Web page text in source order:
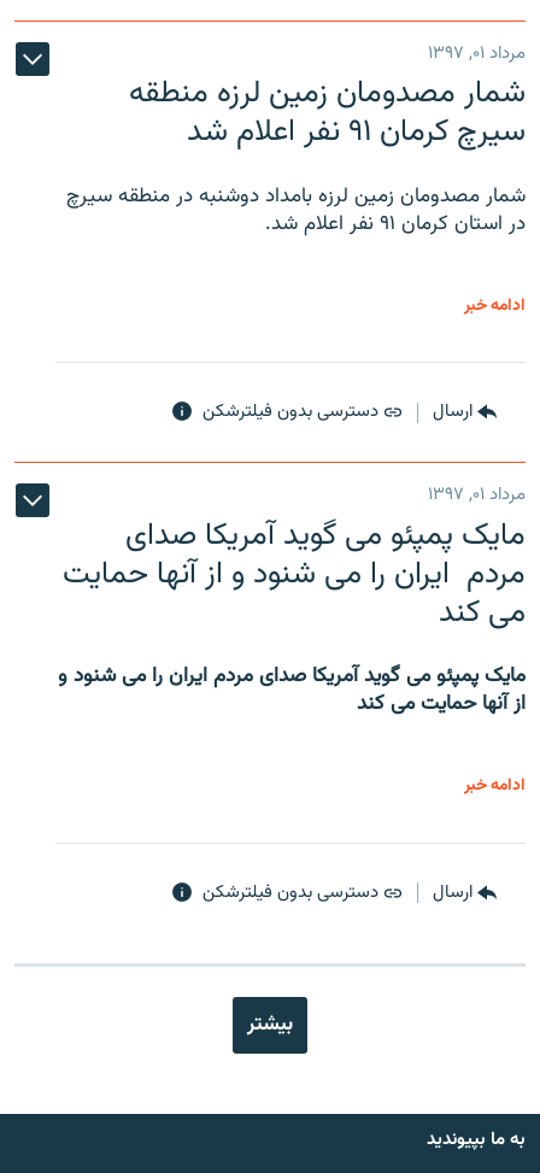
مرداد ۰۱, ۱۳۹۷
شمار مصدومان زمین لرزه منطقه
سیرچ کرمان ۹۱ نفر اعلام شد
شمار مصدومان زمین لرزه بامداد دوشنبه در منطقه سیرچ
در استان کرمان ۹۱ نفر اعلام شد.
ادامه خبر
ارسال دسترسی بدون فیلترشکن
مرداد ۰۱, ۱۳۹۷
مایک پمپئو می گوید آمریکا صدای
مردم ایران را می شنود و از آنها حمایت
می کند
مایک پمپئو می گوید آمریکا صدای مردم ایران را می شنود و
از آنها حمایت می کند
ادامه خبر
ارسال دسترسی بدون فیلترشکن
بیشتر
به ما بپیوندید